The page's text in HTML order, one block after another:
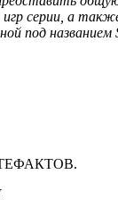
серии, а
под